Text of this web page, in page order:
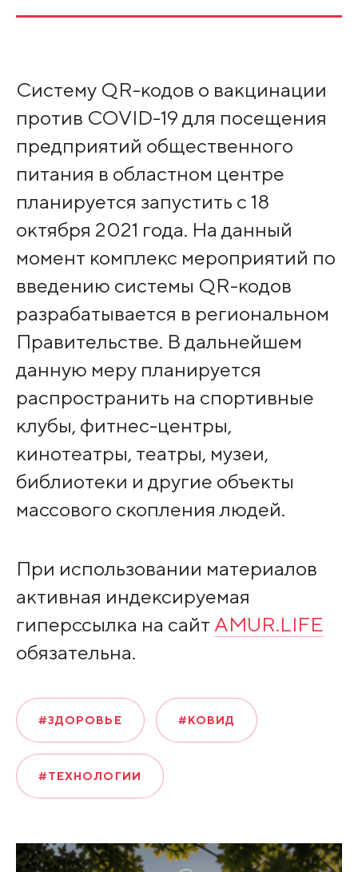
Систему QR-кодов о вакцинации
против COVID-19 для посещения
предприятий общественного
питания в областном центре
планируется запустить с 18
октября 2021 года. На данный
момент комплекс мероприятий по
введению системы QR-кодов
разрабатывается в региональном
Правительстве. В дальнейшем
данную меру планируется
распространить на спортивные
клубы, фитнес-центры,
кинотеатры, театры, музеи,
библиотеки и другие объекты
массового скопления людей.
При использовании материалов
активная индексируемая
гиперссылка на сайт AMUR.LIFE
обязательна.
#ЗДОРОВЬЕ #КОВИД
#ТЕХНОЛОГИИ